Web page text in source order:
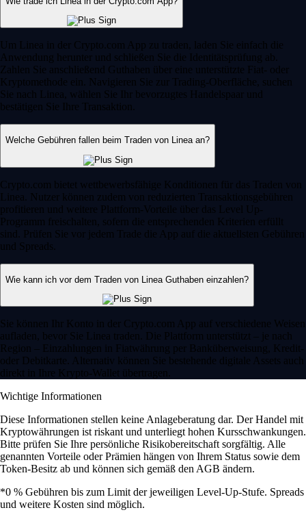
Um Linea in der Crypto.com App zu traden, laden Sie einfach die
Anwendung herunter und schließen Sie die Identitätsprüfung ab.
Zahlen Sie anschließend Guthaben über eine unterstützte Fiat- oder
Kryptomethode ein. Navigieren Sie zur Trading-Oberfläche, suchen
Sie nach Linea, wählen Sie Ihr bevorzugtes Handelspaar und
bestätigen Sie Ihre Transaktion.
Welche Gebühren fallen beim Traden von Linea an?
Crypto.com bietet wettbewerbsfähige Konditionen für das Traden von
Linea. Nutzer können zudem von reduzierten Transaktionsgebühren
profitieren und weitere Plattform-Vorteile über das Level Up-
Programm freischalten, sofern die entsprechenden Kriterien erfüllt
sind. Prüfen Sie vor jedem Trade die App auf die aktuellsten Gebühren
und Spreads.
Wie kann ich vor dem Traden von Linea Guthaben einzahlen?
Sie können Ihr Konto in der Crypto.com App auf verschiedene Weisen
aufladen, bevor Sie Linea traden. Die Plattform unterstützt – je nach
Region – Einzahlungen in Fiatwährung per Banküberweisung, Kredit-
oder Debitkarte. Alternativ können Sie bestehende digitale Assets auch
direkt in Ihre Krypto-Wallet übertragen.
Wichtige Informationen
Diese Informationen stellen keine Anlageberatung dar. Der Handel mit
Kryptowährungen ist riskant und unterliegt hohen Kursschwankungen.
Bitte prüfen Sie Ihre persönliche Risikobereitschaft sorgfältig. Alle
genannten Vorteile oder Prämien hängen von Ihrem Status sowie dem
Token-Besitz ab und können sich gemäß den AGB ändern.
*0 % Gebühren bis zum Limit der jeweiligen Level-Up-Stufe. Spreads
und weitere Kosten sind möglich.